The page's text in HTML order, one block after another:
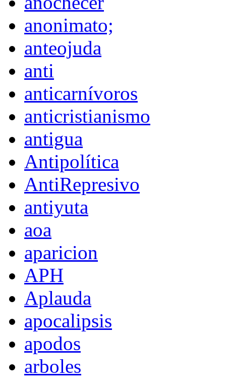
anonimato;
anteojuda
anti
anticarnívoros
anticristianismo
antigua
Antipolítica
AntiRepresivo
antiyuta
aoa
aparicion
APH
Aplauda
apocalipsis
apodos
arboles